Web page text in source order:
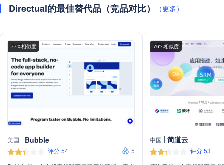
Directual的最佳替代品（竞品对比） （更多）
77%相似度
美国 Bubble
评分 54
5
76%相似度
中国 简道云
评分 53